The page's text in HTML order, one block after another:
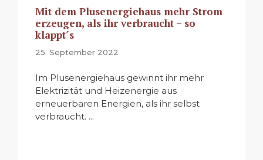
Mit dem Plusenergiehaus mehr Strom
erzeugen, als ihr verbraucht – so
klappt´s
25. September 2022
Im Plusenergiehaus gewinnt ihr mehr
Elektrizität und Heizenergie aus
erneuerbaren Energien, als ihr selbst
verbraucht. ...